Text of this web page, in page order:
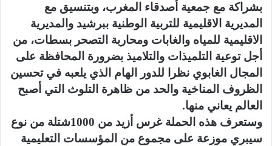
بشراكة مع جمعية أصدقاء المغرب، وبتنسيق مع
المديرية الاقليمية للتربية الوطنية ببرشيد والمديرية
الاقليمية للمياه والغابات ومحاربة التصحر بسطات، من
أجل توعية التلميذات والتلاميذ بضرورة المحافظة على
المجال الغابوي نظرا للدور الهام الذي يلعبه في تحسين
الظروف المناخية والحد من ظاهرة التلوث التي أصبح
العالم يعاني منها.
وستعرف هذه الحملة غرس أزيد من 1000شتلة من نوع
سيبري موزعة على مجموع من المؤسسات التعليمية